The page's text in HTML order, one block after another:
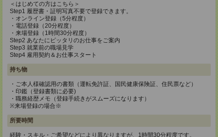
＜はじめての方はこちら＞
Step1 履歴書・証明写真不要で登録できます。
・オンライン登録（5分程度）
・電話登録（20分程度）
・来場登録（1時間30分程度）
Step2 あなたにピッタリのお仕事をご案内
Step3 就業前の職場見学
Step4 雇用契約＆お仕事スタート
持ち物
・ご本人様確認用の書類（運転免許証、国民健康保険証、住民票など）
・印鑑（登録書類に必要)
・職務経歴メモ（登録手続きがスムーズになります）
※来場登録の場合※
所要時間
経験・スキル・ご希望などにより異なりますが、1時間30分程度です。